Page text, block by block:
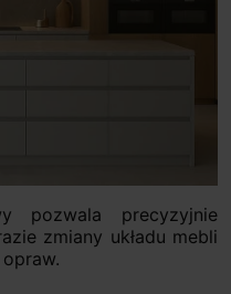
pozwala precyzyjnie
zmiany układu mebli